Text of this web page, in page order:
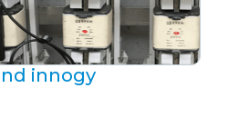
innogy